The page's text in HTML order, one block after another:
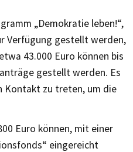
„Demokratie leben!“,
Verfügung gestellt werden,
43.000 Euro können bis
gestellt werden. Es
Kontakt zu treten, um die
Euro können, mit einer
eingereicht